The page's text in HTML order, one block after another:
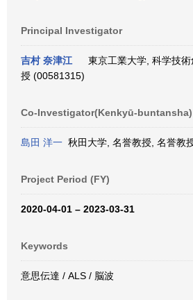
Principal Investigator
吉村 奈津江
東京工業大学, 科学技
授 (00581315)
Co-Investigator(Kenkyū-buntansha)
島田 洋一 秋田大学, 名誉教授, 名誉教
Project Period (FY)
2020-04-01 – 2023-03-31
Keywords
意思伝達 / ALS / 脳波